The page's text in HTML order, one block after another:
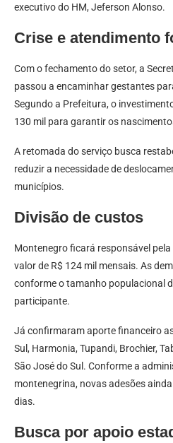
executivo do HM, Jeferson Alonso.
Crise e atendimento
Com o fechamento do setor, a
passou a encaminhar gestantes
Segundo a Prefeitura, o
130 mil para garantir os
A retomada do serviço busca
reduzir a necessidade de
municípios.
Divisão de custos
Montenegro ficará responsável
valor de R$ 124 mil mensais. As
conforme o tamanho populacional
participante.
Já confirmaram aporte financeiro
Sul, Harmonia, Tupandi, Brochier,
São José do Sul. Conforme a
montenegrina, novas adesões
dias.
Busca por apoio